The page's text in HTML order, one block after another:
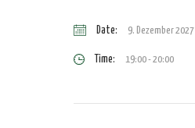
Date: 9. Dezember
Time: 19:00 - 20:00